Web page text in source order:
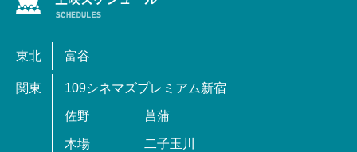
東北 富谷
関東 109シネマズプレミアム新宿
佐野 菖蒲
木場 二子玉川